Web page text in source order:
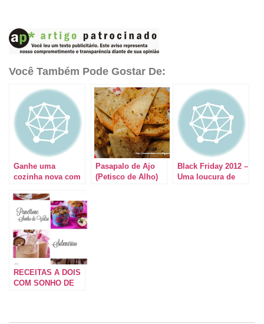
Você Também Pode Gostar De:
Ganhe uma
cozinha nova com
Pasapalo de Ajo
(Petisco de Alho)
Black Friday 2012 –
Uma loucura de
RECEITAS A DOIS
COM SONHO DE